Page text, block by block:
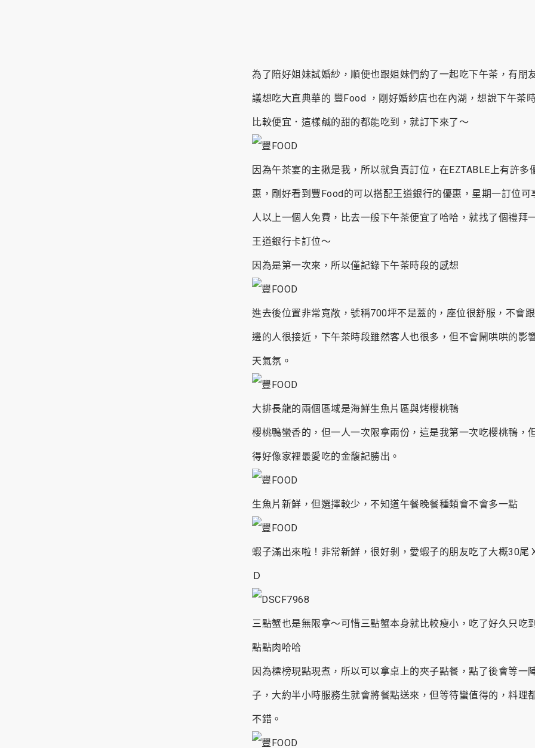
為了陪好姐妹試婚紗，順便也跟姐妹們約了一起吃下午茶，有朋
議想吃大直典華的 豐Food ，剛好婚紗店也在內湖，想說下午茶
比較便宜．這樣鹹的甜的都能吃到，就訂下來了～
因為午茶宴的主揪是我，所以就負責訂位，在EZTABLE上有許多
惠，剛好看到豐Food的可以搭配王道銀行的優惠，星期一訂位可
人以上一個人免費，比去一般下午茶便宜了哈哈，就找了個禮拜
王道銀行卡訂位～
因為是第一次來，所以僅記錄下午茶時段的感想
進去後位置非常寬敞，號稱700坪不是蓋的，座位很舒服，不會
邊的人很接近，下午茶時段雖然客人也很多，但不會鬧哄哄的影
天氣氛。
大排長龍的兩個區域是海鮮生魚片區與烤櫻桃鴨
櫻桃鴨蠻香的，但一人一次限拿兩份，這是我第一次吃櫻桃鴨，
得好像家裡最愛吃的金馥記勝出。
生魚片新鮮，但選擇較少，不知道午餐晚餐種類會不會多一點
蝦子滿出來啦！非常新鮮，很好剝，愛蝦子的朋友吃了大概30尾
Ｄ
三點蟹也是無限拿～可惜三點蟹本身就比較瘦小，吃了好久只吃
點點肉哈哈
因為標榜現點現煮，所以可以拿桌上的夾子點餐，點了後會等一
子，大約半小時服務生就會將餐點送來，但等待蠻值得的，料理
不錯。